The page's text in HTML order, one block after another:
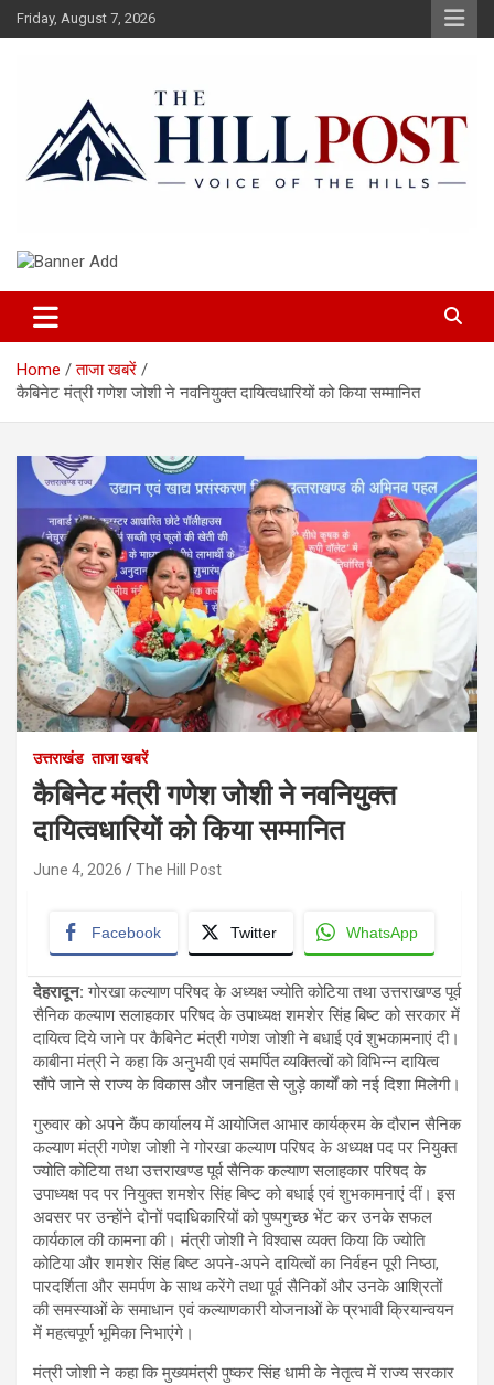
Skip
to
Friday, August 7, 2026
The Hillpost
Home
ताजा खबरें
कैबिनेट मंत्री गणेश जोशी ने नवनियुक्त दायित्वधारियों को किया सम्मानित
उत्तराखंड ताजा खबरें
कैबिनेट मंत्री गणेश जोशी ने नवनियुक्त
दायित्वधारियों को किया सम्मानित
June 4, 2026 The Hill Post
Facebook Twitter WhatsApp
देहरादून: गोरखा कल्याण परिषद के अध्यक्ष ज्योति कोटिया तथा उत्तराखण्ड पूर्व
सैनिक कल्याण सलाहकार परिषद के उपाध्यक्ष शमशेर सिंह बिष्ट को सरकार में
दायित्व दिये जाने पर कैबिनेट मंत्री गणेश जोशी ने बधाई एवं शुभकामनाएं दी।
काबीना मंत्री ने कहा कि अनुभवी एवं समर्पित व्यक्तित्वों को विभिन्न दायित्व
सौंपे जाने से राज्य के विकास और जनहित से जुड़े कार्यों को नई दिशा मिलेगी।
गुरुवार को अपने कैंप कार्यालय में आयोजित आभार कार्यक्रम के दौरान सैनिक
कल्याण मंत्री गणेश जोशी ने गोरखा कल्याण परिषद के अध्यक्ष पद पर नियुक्त
ज्योति कोटिया तथा उत्तराखण्ड पूर्व सैनिक कल्याण सलाहकार परिषद के
उपाध्यक्ष पद पर नियुक्त शमशेर सिंह बिष्ट को बधाई एवं शुभकामनाएं दीं। इस
अवसर पर उन्होंने दोनों पदाधिकारियों को पुष्पगुच्छ भेंट कर उनके सफल
कार्यकाल की कामना की। मंत्री जोशी ने विश्वास व्यक्त किया कि ज्योति
कोटिया और शमशेर सिंह बिष्ट अपने-अपने दायित्वों का निर्वहन पूरी निष्ठा,
पारदर्शिता और समर्पण के साथ करेंगे तथा पूर्व सैनिकों और उनके आश्रितों
की समस्याओं के समाधान एवं कल्याणकारी योजनाओं के प्रभावी क्रियान्वयन
में महत्वपूर्ण भूमिका निभाएंगे।
मंत्री जोशी ने कहा कि मुख्यमंत्री पुष्कर सिंह धामी के नेतृत्व में राज्य सरकार